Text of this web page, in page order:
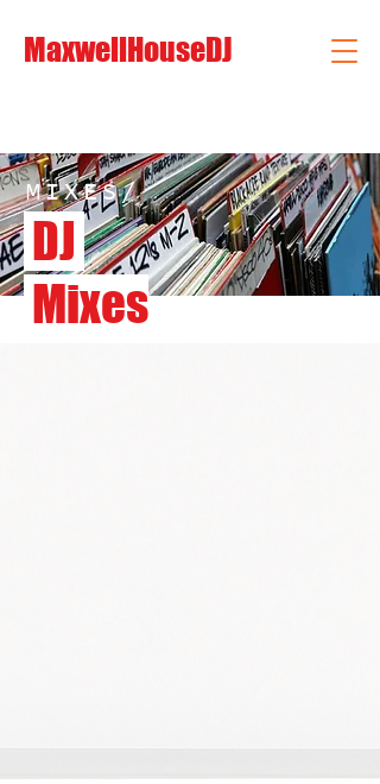
MaxwellHouseDJ
MIXES/
DJ
Mixes